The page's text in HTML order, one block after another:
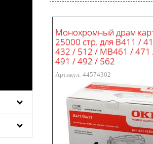
Монохромный драм
25000 стр. для B411 /
432 / 512 / MB461 / 471
491 / 492 / 562
Артикул: 44574302